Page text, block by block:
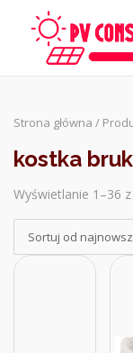
Strona główna /
kostka
Wyświetlanie 1–36
latest
Sortuj od